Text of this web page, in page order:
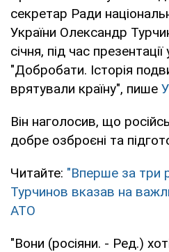
секретар Ради
України Олександр
січня, під час
"Добробати. Історія
врятували країну", пише
Він наголосив, що
добре озброєні та
Читайте: "Вперше за три
Турчинов вказав на
АТО
"Вони (росіяни. - Ред.)